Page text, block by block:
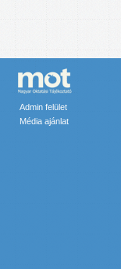
Admin felület
Média ajánlat